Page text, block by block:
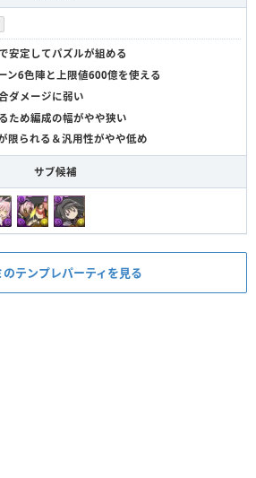
安定してパズルが組める
ン6色陣と上限値600億を使える
ダメージに弱い
ため編成の幅がやや狭い
限られる＆汎用性がやや低め
サブ候補
テンプレパーティを見る